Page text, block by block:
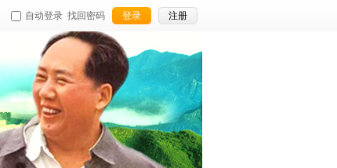
自动登录 找回密码 登录 注册